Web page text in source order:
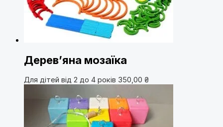
Дерев’яна мозаїка
Для дітей від 2 до 4 років 350,00 ₴